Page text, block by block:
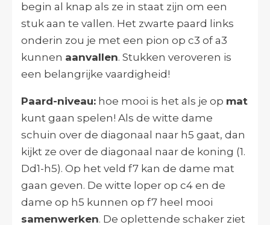
begin al knap als ze in staat zijn om een
stuk aan te vallen. Het zwarte paard links
onderin zou je met een pion op c3 of a3
kunnen aanvallen. Stukken veroveren is
een belangrijke vaardigheid!
Paard-niveau: hoe mooi is het als je op mat
kunt gaan spelen! Als de witte dame
schuin over de diagonaal naar h5 gaat, dan
kijkt ze over de diagonaal naar de koning (1.
Dd1-h5). Op het veld f7 kan de dame mat
gaan geven. De witte loper op c4 en de
dame op h5 kunnen op f7 heel mooi
samenwerken. De oplettende schaker ziet